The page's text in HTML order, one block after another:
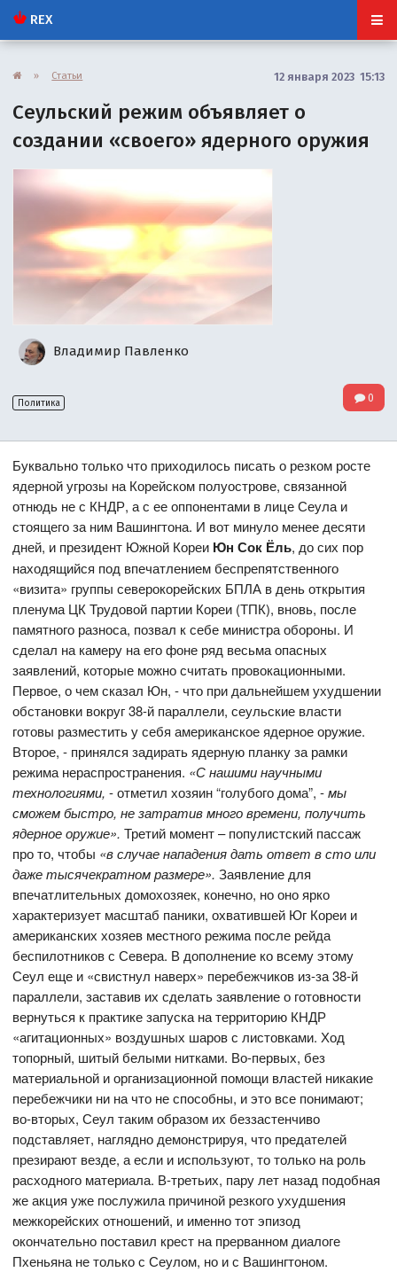
REX
» Статьи 12 января 2023 15:13
Сеульский режим объявляет о
создании «своего» ядерного оружия
Владимир Павленко
Политика 0
Буквально только что приходилось писать о резком росте
ядерной угрозы на Корейском полуострове, связанной
отнюдь не с КНДР, а с ее оппонентами в лице Сеула и
стоящего за ним Вашингтона. И вот минуло менее десяти
дней, и президент Южной Кореи Юн Сок Ёль, до сих пор
находящийся под впечатлением беспрепятственного
«визита» группы северокорейских БПЛА в день открытия
пленума ЦК Трудовой партии Кореи (ТПК), вновь, после
памятного разноса, позвал к себе министра обороны. И
сделал на камеру на его фоне ряд весьма опасных
заявлений, которые можно считать провокационными.
Первое, о чем сказал Юн, - что при дальнейшем ухудшении
обстановки вокруг 38-й параллели, сеульские власти
готовы разместить у себя американское ядерное оружие.
Второе, - принялся задирать ядерную планку за рамки
режима нераспространения. «С нашими научными
технологиями, - отметил хозяин “голубого дома”, -мы
сможем быстро, не затратив много времени, получить
ядерное оружие».Третий момент – популистский пассаж
про то, чтобы «в случае нападения дать ответ в сто или
даже тысячекратном размере». Заявление для
впечатлительных домохозяек, конечно, но оно ярко
характеризует масштаб паники, охватившей Юг Кореи и
американских хозяев местного режима после рейда
беспилотников с Севера. В дополнение ко всему этому
Сеул еще и «свистнул наверх» перебежчиков из-за 38-й
параллели, заставив их сделать заявление о готовности
вернуться к практике запуска на территорию КНДР
«агитационных» воздушных шаров с листовками. Ход
топорный, шитый белыми нитками. Во-первых, без
материальной и организационной помощи властей никакие
перебежчики ни на что не способны, и это все понимают;
во-вторых, Сеул таким образом их беззастенчиво
подставляет, наглядно демонстрируя, что предателей
презирают везде, а если и используют, то только на роль
расходного материала. В-третьих, пару лет назад подобная
же акция уже послужила причиной резкого ухудшения
межкорейских отношений, и именно тот эпизод
окончательно поставил крест на прерванном диалоге
Пхеньяна не только с Сеулом, но и с Вашингтоном.